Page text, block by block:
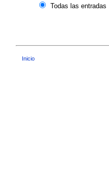
Todas las entradas
Inicio